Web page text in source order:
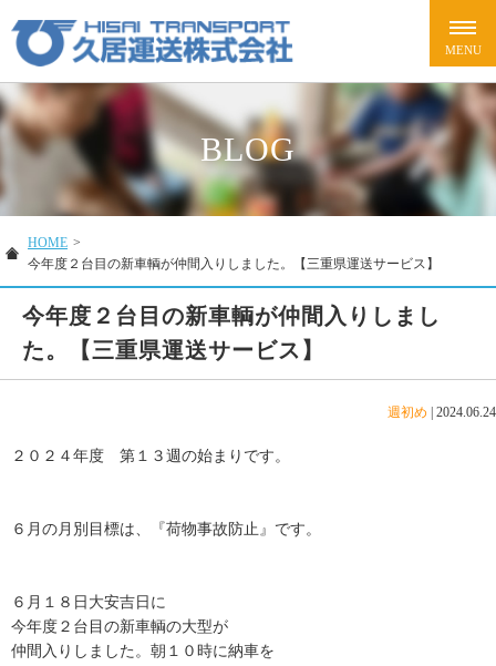
BLOG
HOME >
今年度２台目の新車輌が仲間入りしました。【三重県運送サービス】
今年度２台目の新車輌が仲間入りしまし
た。【三重県運送サービス】
週初め 2024.06.24
２０２４年度 第１３週の始まりです。
６月の月別目標は、『荷物事故防止』です。
６月１８日 大安吉日 に
今年度２台目の新車輌の大型が
仲間入りしました。朝１０時に納車を